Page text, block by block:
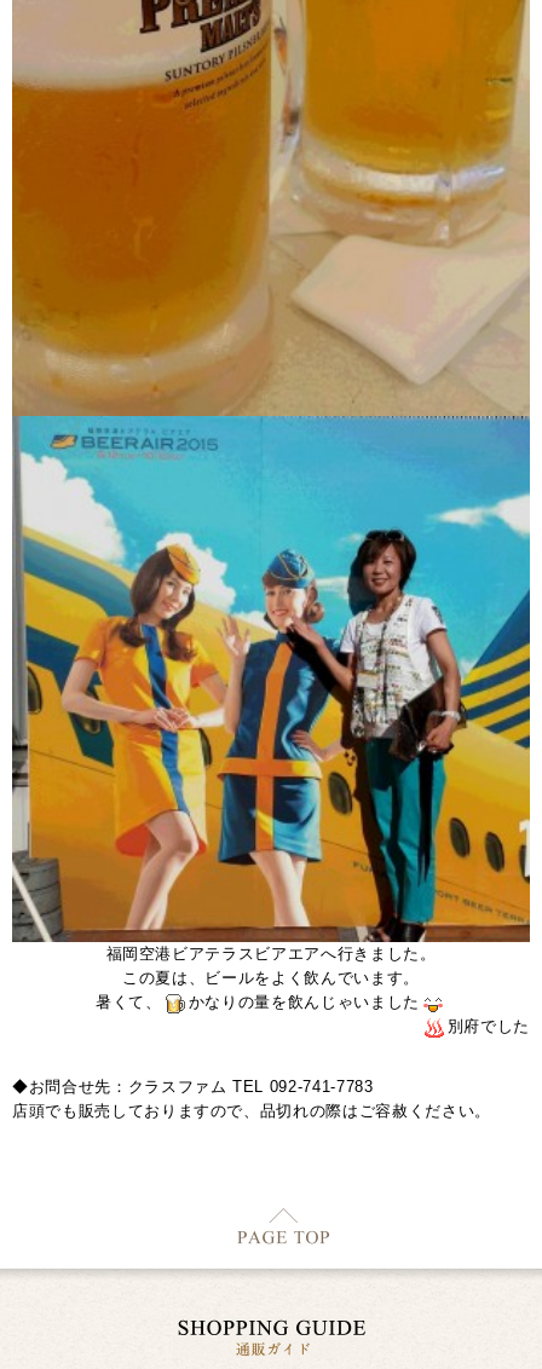
福岡空港ビアテラスビアエアへ行きました。
この夏は、ビールをよく飲んでいます。
暑くて、
かなりの量を飲んじゃいました
別府でした
◆お問合せ先：クラスファム TEL 092-741-7783
店頭でも販売しておりますので、品切れの際はご容赦ください。